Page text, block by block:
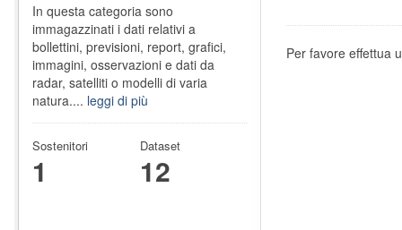
Per favore effettua
In questa categoria sono
immagazzinati i dati relativi a
bollettini, previsioni, report, grafici,
immagini, osservazioni e dati da
radar, satelliti o modelli di varia
natura.... leggi di più
Sostenitori
1
Dataset
12